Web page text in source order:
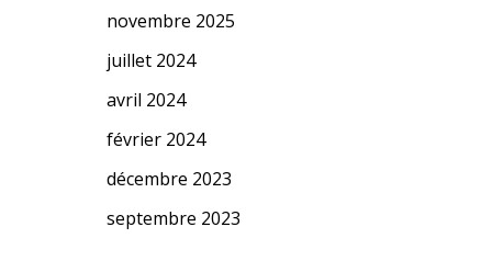
novembre 2025
juillet 2024
avril 2024
février 2024
décembre 2023
septembre 2023